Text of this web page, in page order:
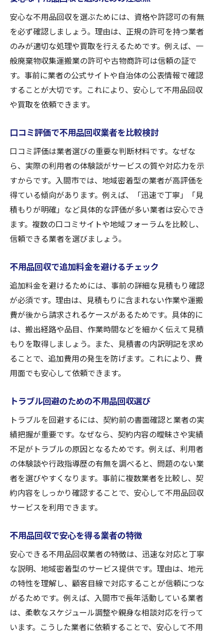
安心な不用品回収を選ぶためには、資格や許認可の有無
を必ず確認しましょう。理由は、正規の許可を持つ業者
のみが適切な処理や買取を行えるためです。例えば、一
般廃棄物収集運搬業の許可や古物商許可は信頼の証で
す。事前に業者の公式サイトや自治体の公表情報で確認
することが大切です。これにより、安心して不用品回収
や買取を依頼できます。
口コミ評価で不用品回収業者を比較検討
口コミ評価は業者選びの重要な判断材料です。なぜな
ら、実際の利用者の体験談がサービスの質や対応力を示
すからです。入間市では、地域密着型の業者が高評価を
得ている傾向があります。例えば、「迅速で丁寧」「見
積もりが明確」など具体的な評価が多い業者は安心でき
ます。複数の口コミサイトや地域フォーラムを比較し、
信頼できる業者を選びましょう。
不用品回収で追加料金を避けるチェック
追加料金を避けるためには、事前の詳細な見積もり確認
が必須です。理由は、見積もりに含まれない作業や運搬
費が後から請求されるケースがあるためです。具体的に
は、搬出経路や品目、作業時間などを細かく伝えて見積
もりを取得しましょう。また、見積書の内訳明記を求め
ることで、追加費用の発生を防げます。これにより、費
用面でも安心して依頼できます。
トラブル回避のための不用品回収選び
トラブルを回避するには、契約前の書面確認と業者の実
績把握が重要です。なぜなら、契約内容の曖昧さや実績
不足がトラブルの原因となるためです。例えば、利用者
の体験談や行政指導歴の有無を調べると、問題のない業
者を選びやすくなります。事前に複数業者を比較し、契
約内容をしっかり確認することで、安心して不用品回収
サービスを利用できます。
不用品回収で安心を得る業者の特徴
安心できる不用品回収業者の特徴は、迅速な対応と丁寧
な説明、地域密着型のサービス提供です。理由は、地元
の特性を理解し、顧客目線で対応することが信頼につな
がるためです。例えば、入間市で長年活動している業者
は、柔軟なスケジュール調整や親身な相談対応を行って
います。こうした業者に依頼することで、安心して不用